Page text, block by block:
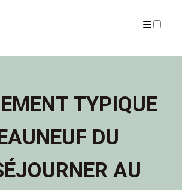
TYPIQUE
DU
AU